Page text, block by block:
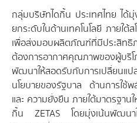
กลุ่มบริษัทไดกิ้น ประเทศไทย ไ
ยกระดับในด้านเทคโนโลยี ภายใต้
เพื่อส่งมอบผลิตภัณฑ์ที่มีประสิทธิ
ต้องการอากาศคุณภาพของผู้บริโ
พัฒนาให้สอดรับกับการเปลื่ยน
นโยบายของรัฐบาล ด้านการใช้
และ ความยั่งยืน ภายใต้มาตรฐา
กิ้น ZETAS โดยมุ่งเน้นพัฒนา